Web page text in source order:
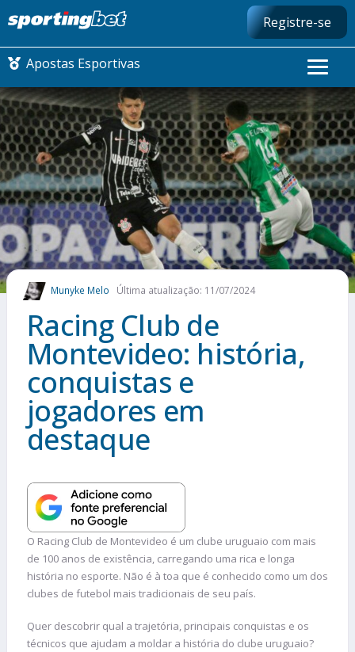
Registre-se
Apostas Esportivas
CONMEBOL LIBERTADORES
FUTEBOL NACIONAL
FUTEBOL INTERNACIONAL
COMO APOSTAR
MAIS ESPORTES
Munyke Melo Última atualização: 11/07/2024
Racing Club de
Montevideo: história,
conquistas e
jogadores em
destaque
O Racing Club de Montevideo é um clube uruguaio com mais
de 100 anos de existência, carregando uma rica e longa
história no esporte. Não é à toa que é conhecido como um dos
clubes de futebol mais tradicionais de seu país.
Quer descobrir qual a trajetória, principais conquistas e os
técnicos que ajudam a moldar a história do clube uruguaio?